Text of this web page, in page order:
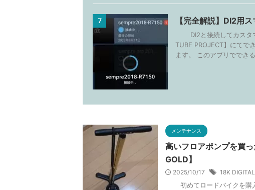
7 【完全解説】DI2用
DI2と接続してカスタマ
TUBE PROJECT】にてで
ます。 このアプリででき
メンテナンス
高いフロアポンプを買
GOLD】
2025/10/17 18K
初めてロードバイクを購入